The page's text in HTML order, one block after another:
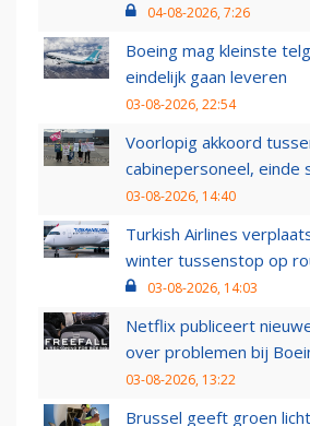
04-08-2026, 7:26
Boeing mag kleinste
eindelijk gaan leveren
03-08-2026, 22:54
Voorlopig akkoord
cabinepersoneel, einde
03-08-2026, 14:40
Turkish Airlines
winter tussenstop op
03-08-2026, 14:03
Netflix publiceert
over problemen bij
03-08-2026, 13:22
Brussel geeft groen